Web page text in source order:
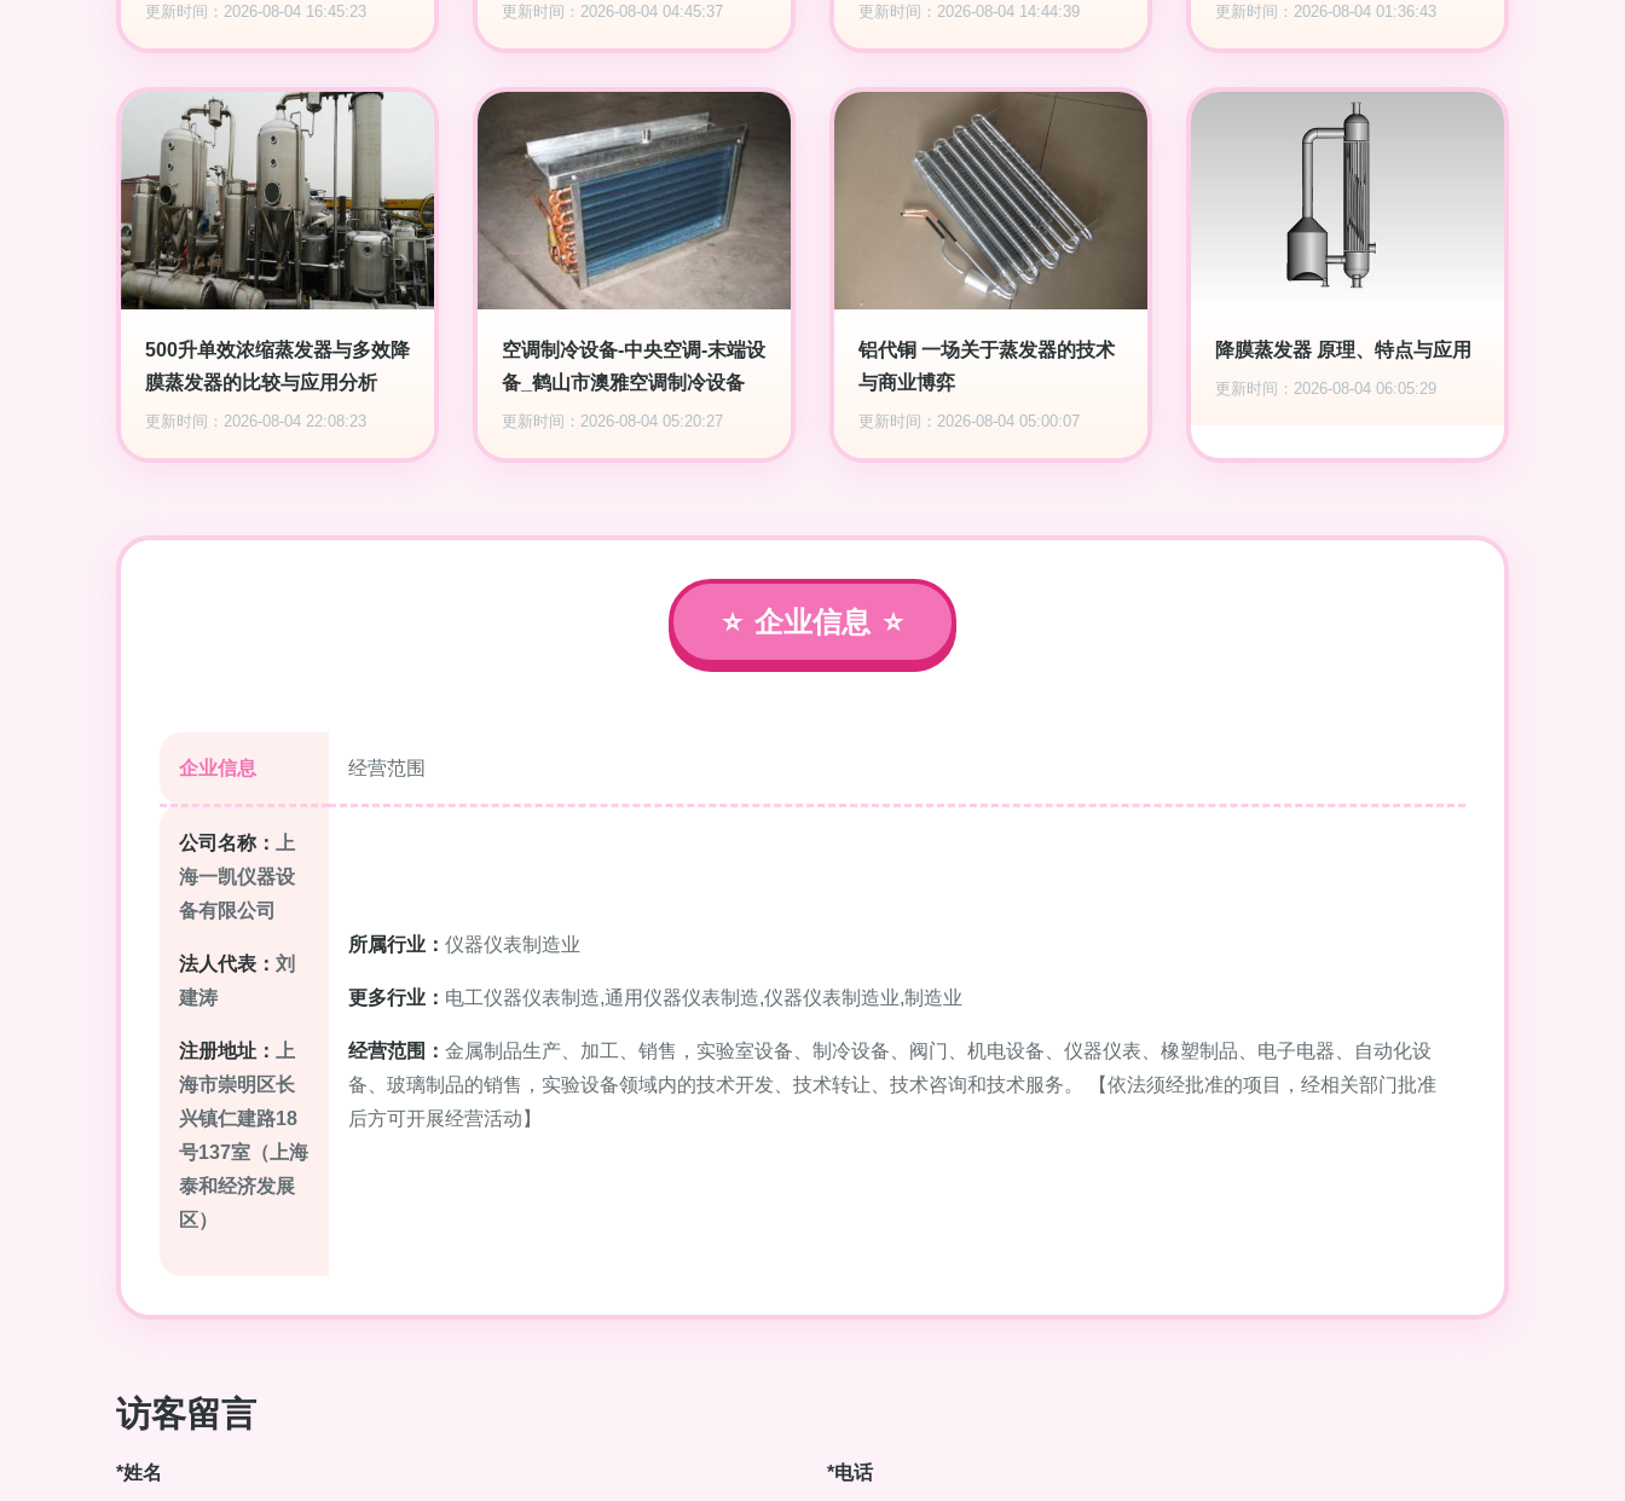
更新时间：2026-08-04 16:45:23 更新时间：2026-08-04 04:45:37 更新时间：2026-08-04 14:44:39 更新时间：2026-08-04 01:36:43
500升单效浓缩蒸发器与多效降
膜蒸发器的比较与应用分析
更新时间：2026-08-04 22:08:23
空调制冷设备-中央空调-末端设
备_鹤山市澳雅空调制冷设备
更新时间：2026-08-04 05:20:27
铝代铜 一场关于蒸发器的技术
与商业博弈
更新时间：2026-08-04 05:00:07
降膜蒸发器 原理、特点与应用
更新时间：2026-08-04 06:05:29
企业信息
企业信息 经营范围
公司名称：
上
海一凯仪器设
备有限公司
法人代表： 刘
建涛
注册地址：
上
海市崇明区长
兴镇仁建路18
号137室（上海
泰和经济发展
区）
所属行业： 仪器仪表制造业
更多行业： 电工仪器仪表制造,通用仪器仪表制造,仪器仪表制造业,制造业
经营范围： 金属制品生产、加工、销售，实验室设备、制冷设备、阀门、机电设备、仪器仪表、橡塑制品、电子电器、自动化设
备、玻璃制品的销售，实验设备领域内的技术开发、技术转让、技术咨询和技术服务。 【依法须经批准的项目，经相关部门批准
后方可开展经营活动】
访客留言
*姓名 *电话